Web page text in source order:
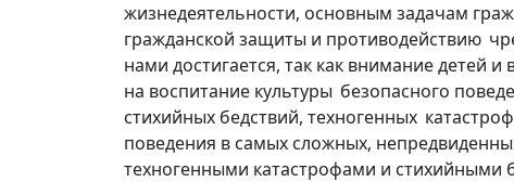
жизнедеятельности, основным задачам
гражданской защиты и противодействию
нами достигается, так как внимание детей
на воспитание культуры безопасного
стихийных бедствий, техногенных
поведения в самых сложных,
техногенными катастрофами и стихийными